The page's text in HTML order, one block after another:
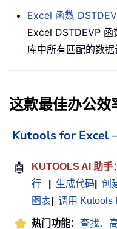
Excel 函数
Excel DSTDEVP 函
库中所有匹配的数据
这款最佳办公效
Kutools for Excel
🤖 KUTOOLS AI 助手
行
生成代码 创
图表
调用 Kutools
热门功能： 查找、